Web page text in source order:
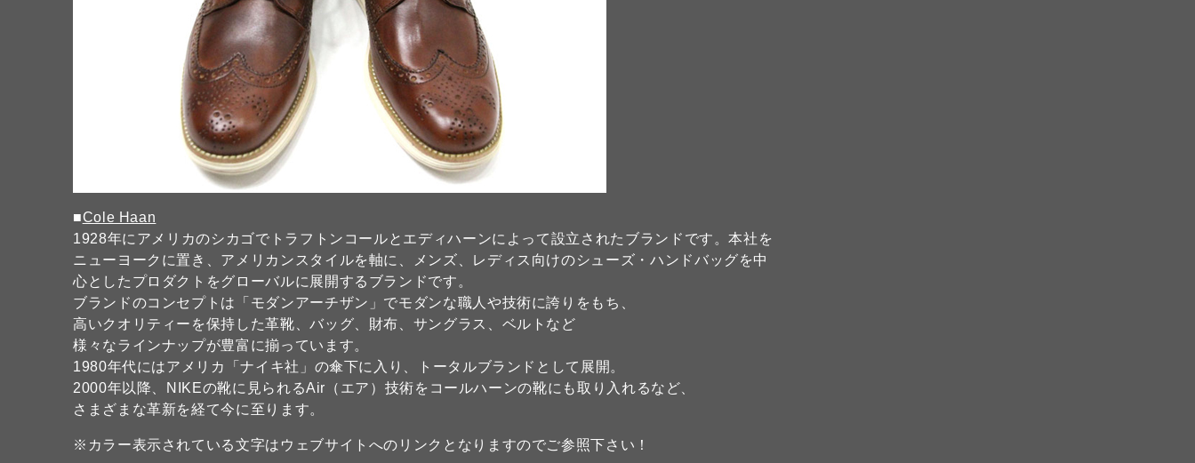
■Cole Haan
1928年にアメリカのシカゴでトラフトンコールとエディハーンによって設立されたブランドです。本社を
ニューヨークに置き、アメリカンスタイルを軸に、メンズ、レディス向けのシューズ・ハンドバッグを中
心としたプロダクトをグローバルに展開するブランドです。
ブランドのコンセプトは「モダンアーチザン」でモダンな職人や技術に誇りをもち、
高いクオリティーを保持した革靴、バッグ、財布、サングラス、ベルトなど
様々なラインナップが豊富に揃っています。
1980年代にはアメリカ「ナイキ社」の傘下に入り、トータルブランドとして展開。
2000年以降、NIKEの靴に見られるAir（エア）技術をコールハーンの靴にも取り入れるなど、
さまざまな革新を経て今に至ります。
※カラー表示されている文字はウェブサイトへのリンクとなりますのでご参照下さい！